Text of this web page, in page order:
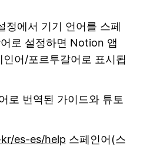
정에서 기기 언어를 스페
로 설정하면 Notion 앱
어/포르투갈어로 표시됩
로 번역된 가이드와 튜토
es-es/help 스페인어(스